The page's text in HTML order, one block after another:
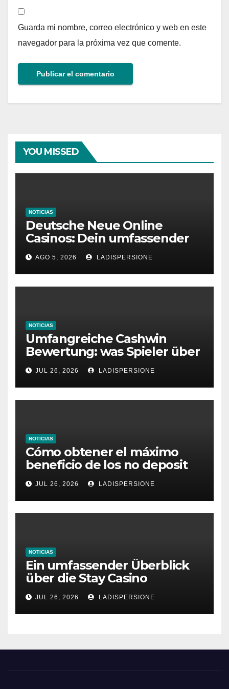
Guarda mi nombre, correo electrónico y web en este
navegador para la próxima vez que comente.
YOU MISSED
NOTICIAS
Deutsche Neue Online
Casinos: Dein umfassender
Ratgeber für moderne
Glücksspielplattformen
AGO 5, 2026 LADISPERSIONE
NOTICIAS
Umfangreiche Cashwin
Bewertung: was Spieler über
dieses Casino denken
JUL 26, 2026 LADISPERSIONE
NOTICIAS
Cómo obtener el máximo
beneficio de los no deposit
bonus codes de roby casino
JUL 26, 2026 LADISPERSIONE
NOTICIAS
Ein umfassender Überblick
über die Stay Casino
Bonusbedingungen
JUL 26, 2026 LADISPERSIONE